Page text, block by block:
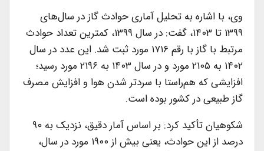
وی، با اشاره به تحلیل آماری حوادث گاز در سال‌های
۱۳۹۹ تا ۱۴۰۳، گفت: در سال ۱۳۹۹، کمترین تعداد حوادث
مرتبط با گاز با رقم ۱۷۱۶ مورد ثبت شد. این عدد در سال
۱۴۰۲ به ۲۱۰۵ مورد و در سال ۱۴۰۳ به ۲۱۹۶ مورد رسید؛
افزایشی که هم‌راستا با سردتر شدن هوا و افزایش مصرف
گاز طبیعی در کشور بوده است.
شکوهیان تأکید کرد: بر اساس آمار دقیق، نزدیک به ۹۰
درصد از این حوادث، یعنی بیش از ۱۹۰۰ مورد در سال،